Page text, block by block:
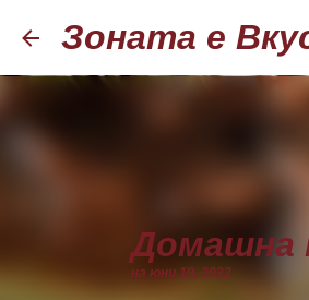
Зоната е
Домашна
на юни 19, 2022